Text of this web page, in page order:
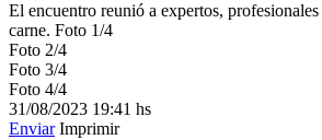
El encuentro reunió a expertos,
carne. Foto 1/4
Foto 2/4
Foto 3/4
Foto 4/4
31/08/2023 19:41 hs
Enviar Imprimir